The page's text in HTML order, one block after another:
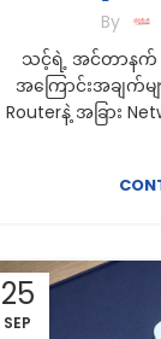
By
သင့်ရဲ့ အင်တာနက်
အကြောင်းအချက်မ
Routerနဲ့ အခြား
25
SEP